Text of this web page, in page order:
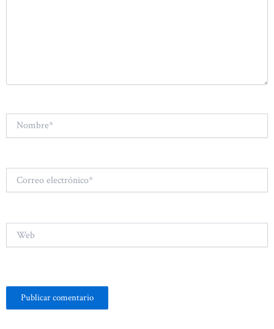
electrónico*